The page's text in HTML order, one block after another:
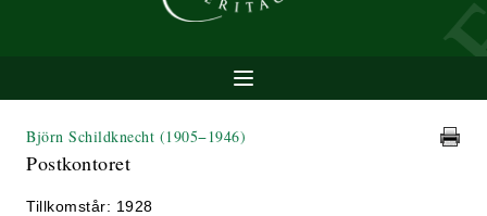
Björn Schildknecht (1905−1946)
Postkontoret
Tillkomstår: 1928